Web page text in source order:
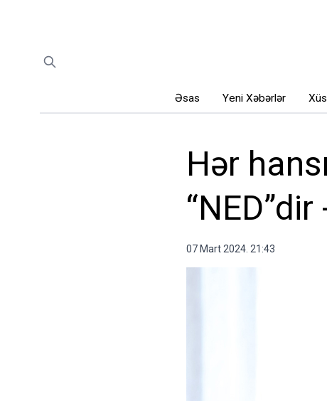
Əsas Yeni Xəbərlər
Hər
07 Mart 2024. 21:43